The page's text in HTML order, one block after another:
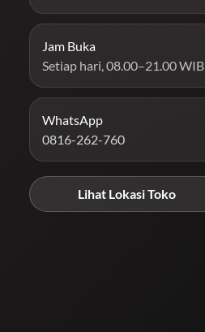
Jam Buka
Setiap hari, 08.00–21.00 WIB
WhatsApp
0816-262-760
Lihat Lokasi Toko